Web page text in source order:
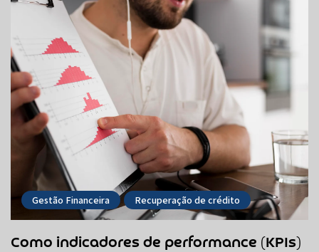
Gestão Financeira Recuperação de crédito
Como indicadores de performance (KPIs)